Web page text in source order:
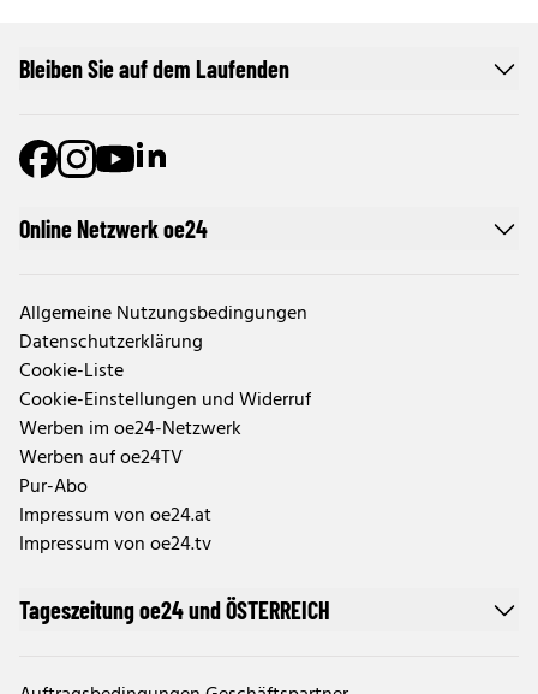
Online Netzwerk oe24
Allgemeine Nutzungsbedingungen
Datenschutzerklärung
Cookie-Liste
Cookie-Einstellungen und Widerruf
Werben im oe24-Netzwerk
Werben auf oe24TV
Pur-Abo
Impressum von oe24.at
Impressum von oe24.tv
Tageszeitung oe24 und ÖSTERREICH
Bleiben Sie auf dem Laufenden